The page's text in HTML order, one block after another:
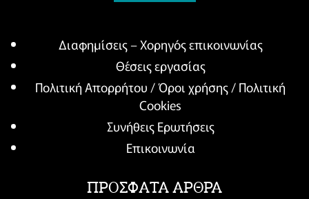
Διαφημίσεις – Χορηγός επικοινωνίας
Θέσεις εργασίας
Πολιτική Απορρήτου / Όροι χρήσης / Πολιτική
Cookies
Συνήθεις Ερωτήσεις
Επικοινωνία
ΠΡΟΣΦΑΤΑ ΑΡΘΡΑ